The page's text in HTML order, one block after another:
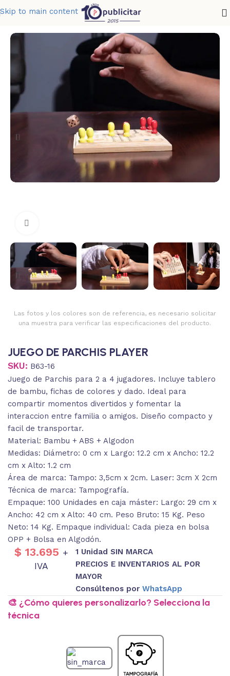
Skip to main content
JUEGO DE PARCHIS PLAYER
Las fotos y los colores son de referencia, es necesario solicitar
una muestra para verificar las especificaciones del producto.
JUEGO DE PARCHIS PLAYER
SKU: B63-16
Juego de Parchis para 2 a 4 jugadores. Incluye tablero
de bambu, fichas de colores y dado. Ideal para
compartir momentos divertidos y fomentar la
interaccion entre familia o amigos. Diseño compacto y
facil de transportar.
Material: Bambu + ABS + Algodon
Medidas: Diámetro: 0 cm x Largo: 12.2 cm x Ancho: 12.2
cm x Alto: 1.2 cm
Área de marca: Tampo: 3,5cm x 2cm. Laser: 3cm X 2cm
Técnica de marca: Tampografía.
Empaque: 100 Unidades en caja máster: Largo: 29 cm x
Ancho: 42 cm x Alto: 40 cm. Peso Bruto: 15 Kg. Peso
Neto: 14 Kg. Empaque individual: Cada pieza en bolsa
OPP + Bolsa en Algodón.
$ 13.695 +
IVA
1 Unidad SIN MARCA
PRECIOS E INVENTARIOS AL POR
MAYOR
Consúltenos por WhatsApp
🎨 ¿Cómo quieres personalizarlo? Selecciona la
técnica